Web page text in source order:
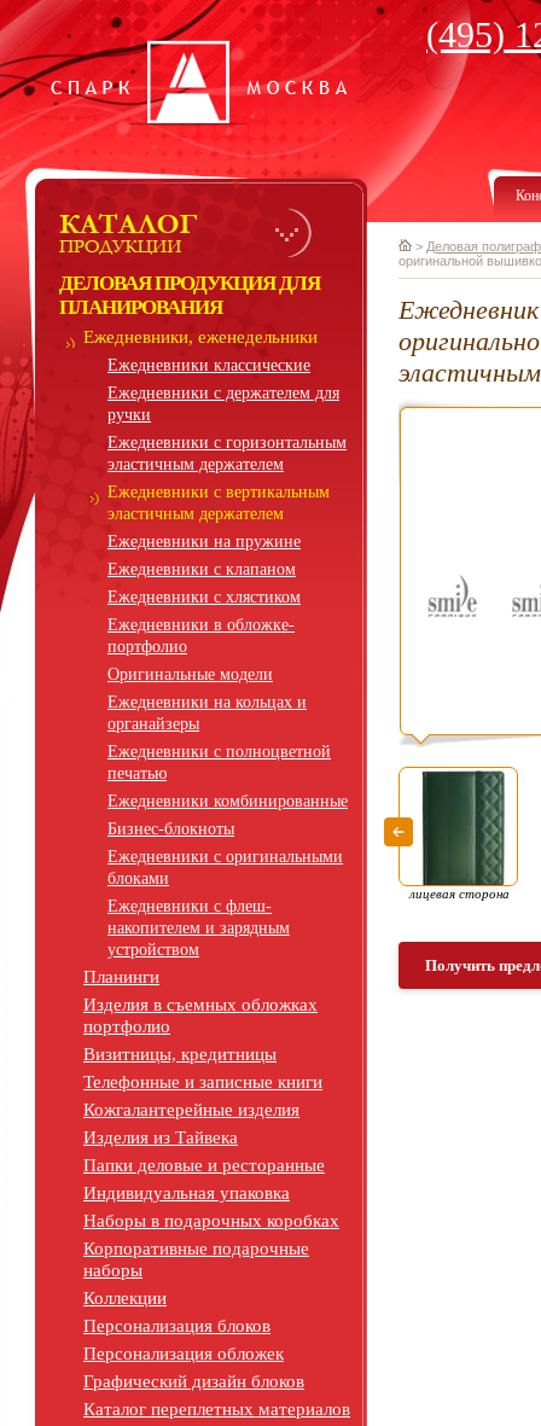
(495)
ДЕЛОВАЯ ПРОДУКЦИЯ ДЛЯ
ПЛАНИРОВАНИЯ
Ежедневники, еженедельники
Ежедневники классические
Ежедневники с держателем для
ручки
Ежедневники с горизонтальным
эластичным держателем
Ежедневники с вертикальным
эластичным держателем
Ежедневники на пружине
Ежедневники с клапаном
Ежедневники с хлястиком
Ежедневники в обложке-
портфолио
Оригинальные модели
Ежедневники на кольцах и
органайзеры
Ежедневники с полноцветной
печатью
Ежедневники комбинированные
Бизнес-блокноты
Ежедневники с оригинальными
блоками
Ежедневники с флеш-
накопителем и зарядным
устройством
Планинги
Изделия в съемных обложках
портфолио
Визитницы, кредитницы
Телефонные и записные книги
Кожгалантерейные изделия
Изделия из Тайвека
Папки деловые и ресторанные
Индивидуальная упаковка
Наборы в подарочных коробках
Корпоративные подарочные
наборы
Коллекции
Персонализация блоков
Персонализация обложек
Графический дизайн блоков
Каталог переплетных материалов
> Деловая
оригинальной
лицевая сторона
Получить